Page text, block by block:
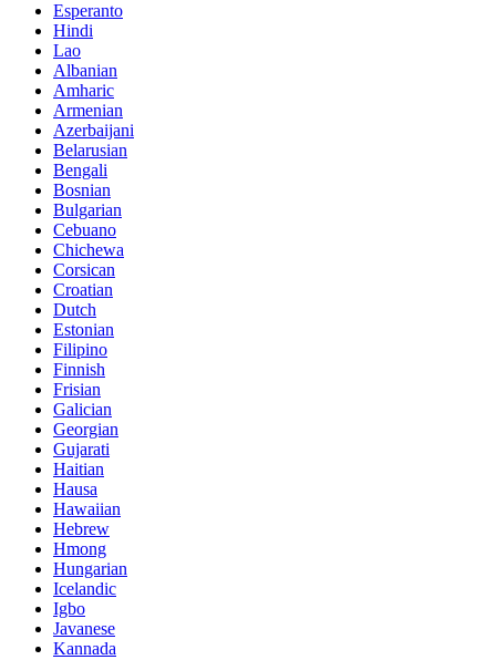
Esperanto
Hindi
Lao
Albanian
Amharic
Armenian
Azerbaijani
Belarusian
Bengali
Bosnian
Bulgarian
Cebuano
Chichewa
Corsican
Croatian
Dutch
Estonian
Filipino
Finnish
Frisian
Galician
Georgian
Gujarati
Haitian
Hausa
Hawaiian
Hebrew
Hmong
Hungarian
Icelandic
Igbo
Javanese
Kannada